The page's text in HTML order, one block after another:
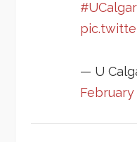
— U
February